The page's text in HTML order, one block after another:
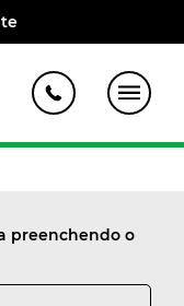
preenchendo o